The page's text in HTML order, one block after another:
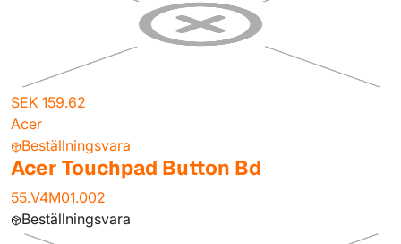
SEK 159.62
Acer
Beställningsvara
Acer Touchpad Button Bd
55.V4M01.002
Beställningsvara